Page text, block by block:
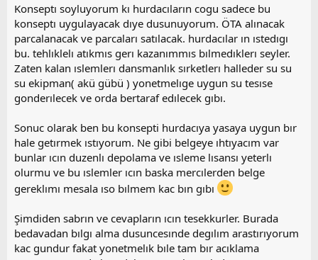
Konseptı soyluyorum kı hurdacıların cogu sadece bu
konseptı uygulayacak dıye dusunuyorum. ÖTA alınacak
parcalanacak ve parcaları satılacak. hurdacılar ın ıstedıgı
bu. tehlıklelı atıkmıs gerı kazanımmıs bılmedıklerı seyler.
Zaten kalan ıslemlerı dansmanlık sırketlerı halleder su su
su ekipman( akü gübü ) yonetmelıge uygun su tesıse
gonderılecek ve orda bertaraf edılecek gıbı.
Sonuc olarak ben bu konsepti hurdacıya yasaya uygun bır
hale getırmek ıstıyorum. Ne gibi belgeye ıhtıyacım var
bunlar ıcın duzenlı depolama ve ısleme lısansı yeterlı
olurmu ve bu ıslemler ıcın baska mercılerden belge
gereklımı mesala ıso bılmem kac bın gıbı
Şimdiden sabrın ve cevapların ıcın tesekkurler. Burada
bedavadan bılgı alma dusuncesınde degılım arastırıyorum
kac gundur fakat yonetmelık bıle tam bır acıklama